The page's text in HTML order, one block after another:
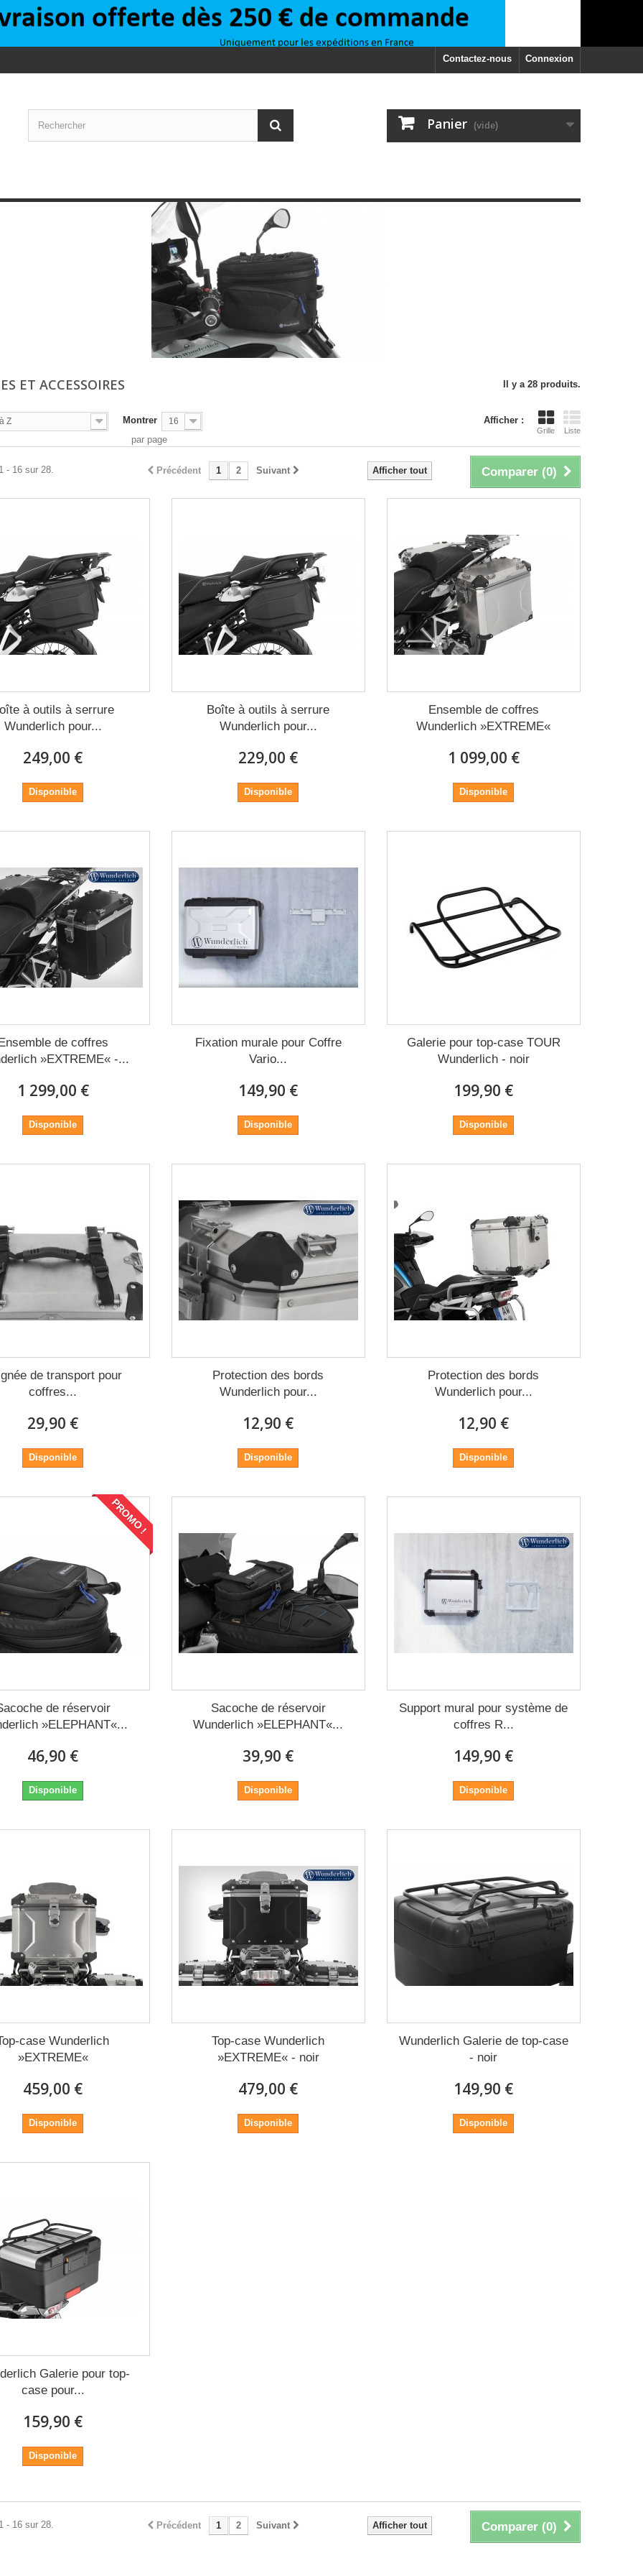
Connexion
Contactez-nous
Panier (vide)
ET ACCESSOIRES Il y a 28 produits.
Afficher :
Grille Liste
Z Montrer 16
par page
Comparer (0)
Afficher tout
Précédent 1 2 Suivant
- 16 sur 28.
à outils à serrure
Wunderlich pour...
249,00 €
Disponible
Boîte à outils à serrure
Wunderlich pour...
229,00 €
Disponible
Ensemble de coffres
Wunderlich »EXTREME«
1 099,00 €
Disponible
de coffres
»EXTREME« -...
1 299,00 €
Disponible
Fixation murale pour Coffre
Vario...
149,90 €
Disponible
Galerie pour top-case TOUR
Wunderlich - noir
199,90 €
Disponible
de transport pour
coffres...
29,90 €
Disponible
Protection des bords
Wunderlich pour...
12,90 €
Disponible
Protection des bords
Wunderlich pour...
12,90 €
Disponible
PROMO !
de réservoir
»ELEPHANT«...
46,90 €
Disponible
Sacoche de réservoir
Wunderlich »ELEPHANT«...
39,90 €
Disponible
Support mural pour système de
coffres R...
149,90 €
Disponible
case Wunderlich
»EXTREME«
459,00 €
Disponible
Top-case Wunderlich
»EXTREME« - noir
479,00 €
Disponible
Wunderlich Galerie de top-case
- noir
149,90 €
Disponible
Galerie pour top-
case pour...
159,90 €
Disponible
Comparer (0)
Afficher tout
Précédent 1 2 Suivant
- 16 sur 28.